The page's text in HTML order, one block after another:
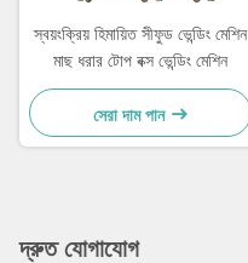
স্বয়ংক্রিয় হিমায়িত সীফুড ভেন্ডিং মেশিন
মাছ ধরার টোপ বক্স ভেন্ডিং মেশিন
সেরা দাম পান
দ্রুত যোগাযোগ